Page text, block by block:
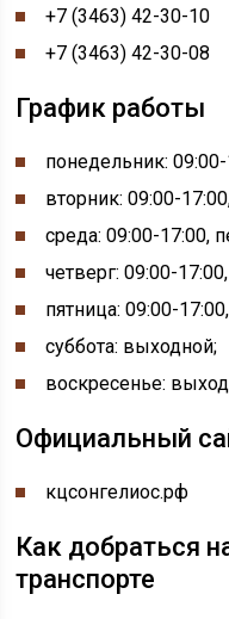
+7 (3463) 42-30-10
+7 (3463) 42-30-08
График работы
понедельник:09:00-
вторник: 09:00-
среда: 09:00-17:00,
четверг: 09:00-
пятница: 09:00-
суббота: выходной;
воскресенье:
Официальный
кцсонгелиос.рф
Как добраться
транспорте